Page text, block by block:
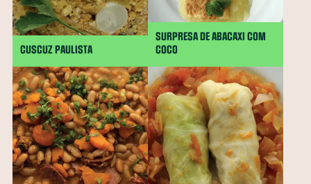
CUSCUZ PAULISTA
SURPRESA DE ABACAXI COM
COCO